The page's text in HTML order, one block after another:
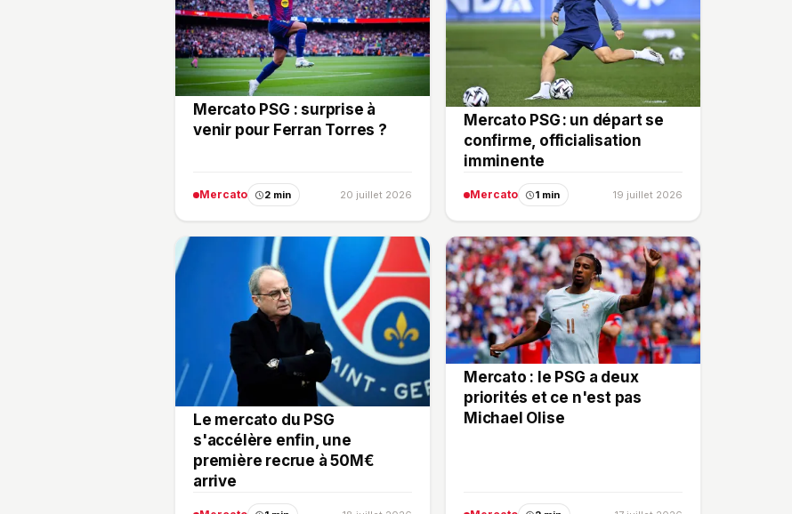
Mercato PSG : surprise à
venir pour Ferran Torres ?
Mercato 2 min 20 juillet 2026
Mercato PSG : un départ se
confirme, officialisation
imminente
Mercato 1 min 19 juillet 2026
Le mercato du PSG
s'accélère enfin, une
première recrue à 50M€
arrive
Mercato : le PSG a deux
priorités et ce n'est pas
Michael Olise